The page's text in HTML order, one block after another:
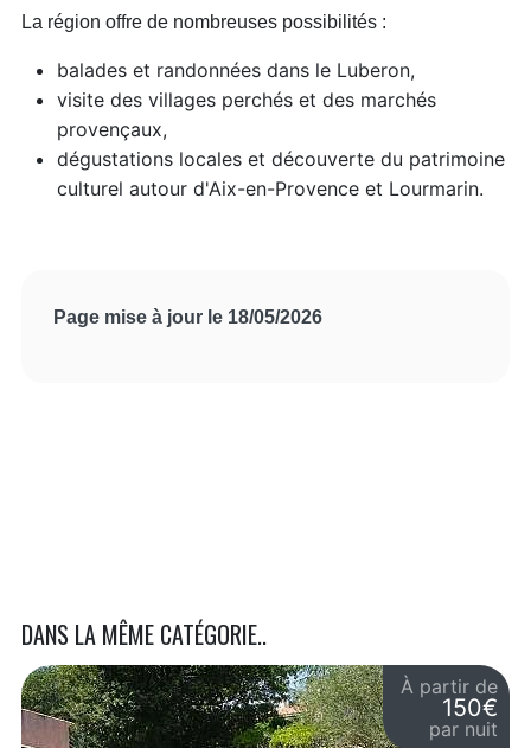
La région offre de nombreuses possibilités :
balades et randonnées dans le Luberon,
visite des villages perchés et des marchés
provençaux,
dégustations locales et découverte du patrimoine
culturel autour d'Aix-en-Provence et Lourmarin.
Page mise à jour le 18/05/2026
DANS LA MÊME CATÉGORIE..
À partir de
150€
par nuit